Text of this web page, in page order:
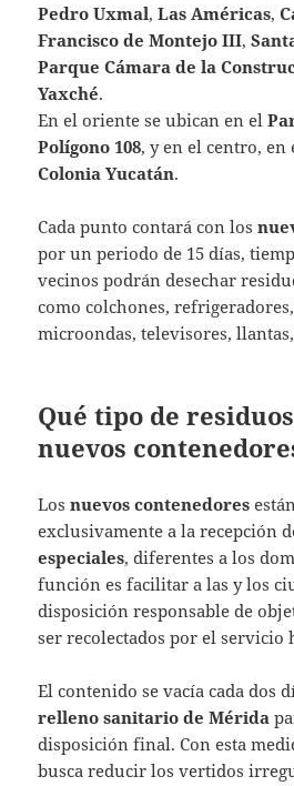
Pedro Uxmal,Las Américas,
Francisco de Montejo III,
Parque Cámara de la
Yaxché.
En el oriente se ubican en el
Polígono 108, y en el centro,
Colonia Yucatán.
Cada punto contará con los
por un periodo de 15 días,
vecinos podrán desechar
como colchones,
microondas, televisores,
Qué tipo de
nuevos
Losnuevos contenedores
exclusivamente a la recepción
especiales, diferentes a los
función es facilitar a las y los
disposición responsable de
ser recolectados por el servicio
El contenido se vacía cada dos
relleno sanitario de Mérida
disposición final. Con esta
busca reducir los vertidos